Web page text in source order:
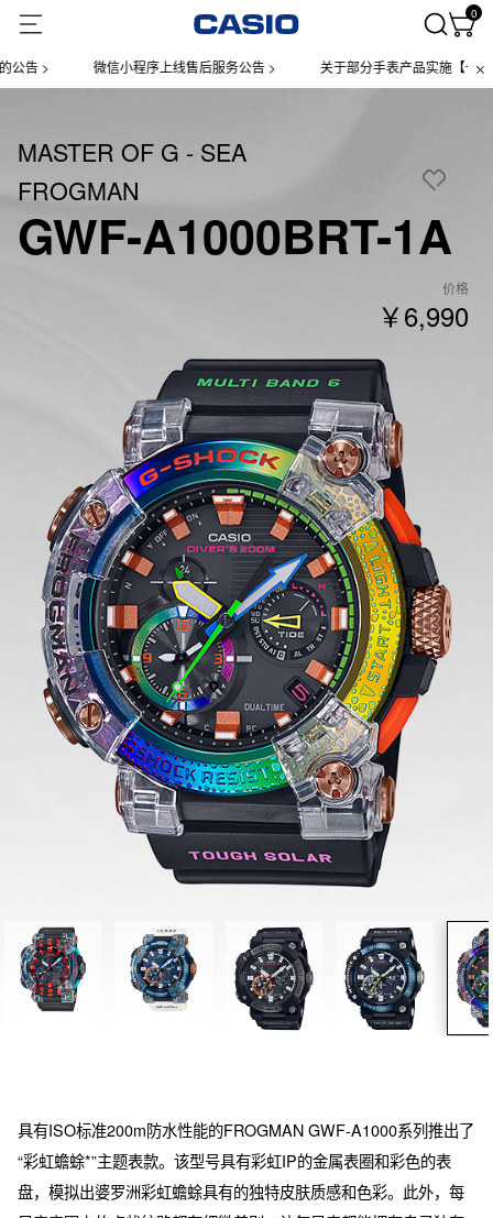
0
> 微信小程序上线售后服务公告 > 关于部分手表产品实施【一物一
MASTER OF G - SEA
FROGMAN
GWF-A1000BRT-1A
价格
￥6,990
具有ISO标准200m防水性能的FROGMAN GWF-A1000系列推出了
“彩虹蟾蜍*”主题表款。该型号具有彩虹IP的金属表圈和彩色的表
盘，模拟出婆罗洲彩虹蟾蜍具有的独特皮肤质感和色彩。此外，每